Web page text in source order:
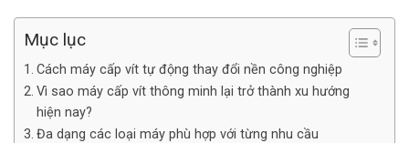
Mục lục
Cách máy cấp vít tự động thay đổi nền công nghiệp
Vì sao máy cấp vít thông minh lại trở thành xu hướng
hiện nay?
Đa dạng các loại máy phù hợp với từng nhu cầu